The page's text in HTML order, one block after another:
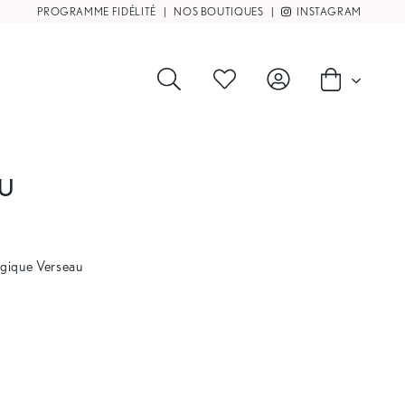
PROGRAMME FIDÉLITÉ | NOS BOUTIQUES | INSTAGRAM
Verseau